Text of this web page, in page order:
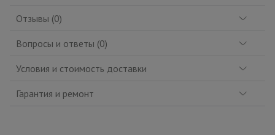
Отзывы (0)
Вопросы и ответы (0)
Условия и стоимость доставки
Гарантия и ремонт